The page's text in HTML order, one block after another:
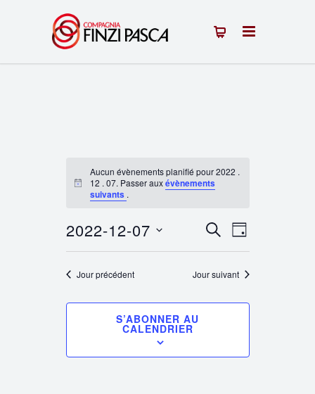
Notice
Aucun évènements planifié pour 2022 .
12 . 07. Passer auxévènements
suivants .
Recherche
et
navigation
RECHERCHE
Navigation
de
vues
Évènement
JOUR
2022-12-07
date.
Jour précédent Jour suivant
S’ABONNER AU
CALENDRIER